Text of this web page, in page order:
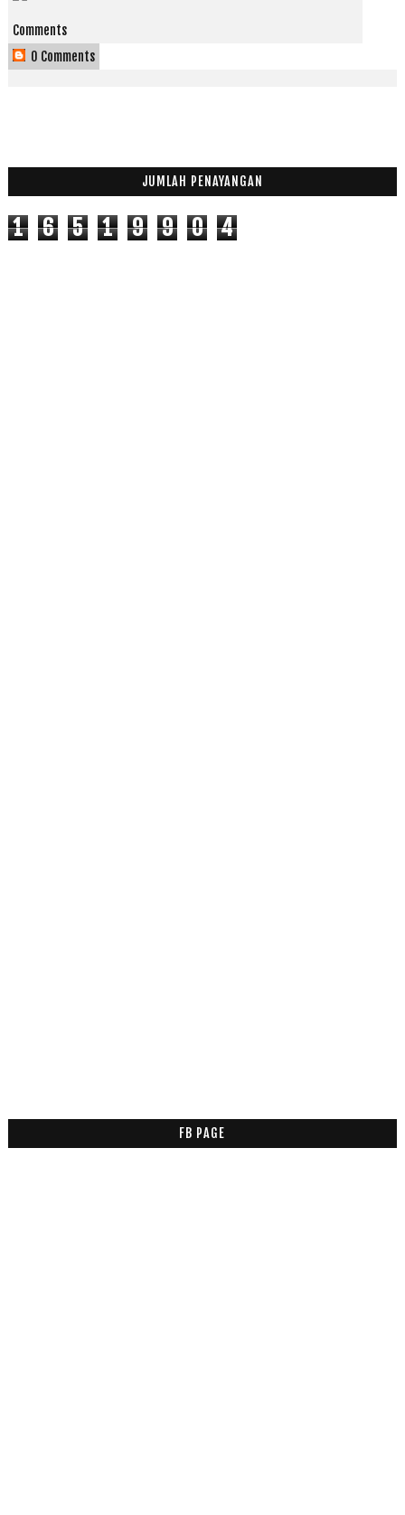
Comments
0 Comments
JUMLAH PENAYANGAN
1 6 5 1 9 9 0 4
FB PAGE